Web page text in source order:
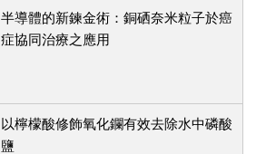
半導體的新鍊金術：銅硒奈米粒子於癌
症協同治療之應用
以檸檬酸修飾氧化鑭有效去除水中磷酸
鹽